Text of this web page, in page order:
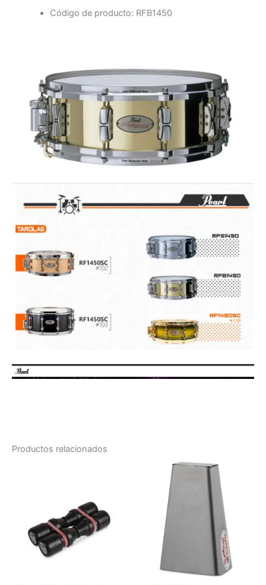
Código de producto: RFB1450
Productos relacionados